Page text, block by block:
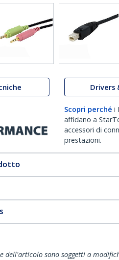
Drivers
Scopri perché i
affidano a
accessori di
prestazioni.
dell'articolo sono soggetti a